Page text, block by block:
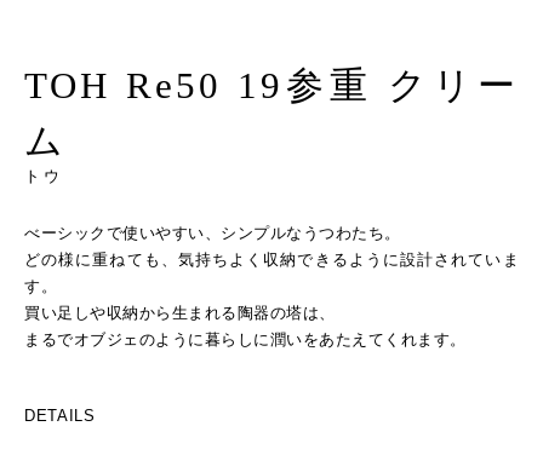
TOH Re50 19参重 クリー
ム
トウ
べーシックで使いやすい、シンプルなうつわたち。
どの様に重ねても、気持ちよく収納できるように設計されていま
す。
買い足しや収納から生まれる陶器の塔は、
まるでオブジェのように暮らしに潤いをあたえてくれます。
DETAILS